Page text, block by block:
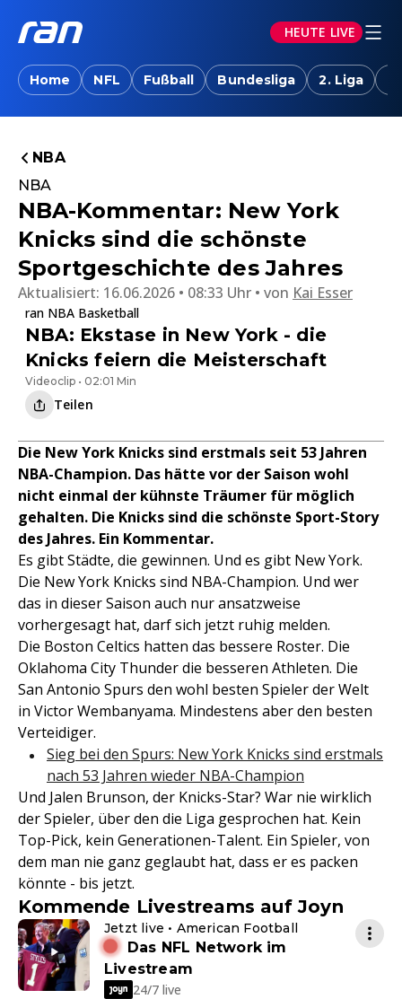
HEUTE LIVE
Home NFL Fußball Bundesliga 2. Liga
NBA
NBA
NBA-Kommentar: New York
Knicks sind die schönste
Sportgeschichte des Jahres
Aktualisiert: 16.06.2026 • 08:33 Uhr von Kai Esser
ran NBA Basketball
NBA: Ekstase in New York - die
Knicks feiern die Meisterschaft
Videoclip • 02:01 Min
Teilen
Die New York Knicks sind erstmals seit 53 Jahren
NBA-Champion. Das hätte vor der Saison wohl
nicht einmal der kühnste Träumer für möglich
gehalten. Die Knicks sind die schönste Sport-Story
des Jahres. Ein Kommentar.
Es gibt Städte, die gewinnen. Und es gibt New York.
Die New York Knicks sind NBA-Champion. Und wer
das in dieser Saison auch nur ansatzweise
vorhergesagt hat, darf sich jetzt ruhig melden.
Die Boston Celtics hatten das bessere Roster. Die
Oklahoma City Thunder die besseren Athleten. Die
San Antonio Spurs den wohl besten Spieler der Welt
in Victor Wembanyama. Mindestens aber den besten
Verteidiger.
Sieg bei den Spurs: New York Knicks sind erstmals
nach 53 Jahren wieder NBA-Champion
Und Jalen Brunson, der Knicks-Star? War nie wirklich
der Spieler, über den die Liga gesprochen hat. Kein
Top-Pick, kein Generationen-Talent. Ein Spieler, von
dem man nie ganz geglaubt hat, dass er es packen
könnte - bis jetzt.
Kommende Livestreams auf Joyn
Jetzt live • American Football
Das NFL Network im
Livestream
24/7 live